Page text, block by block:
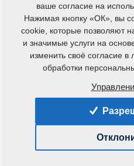
ваше согласие на
Нажимая кнопку «ОК», вы
cookie, которые позволяют
и значимые услуги на
изменить своё согласие
обработки